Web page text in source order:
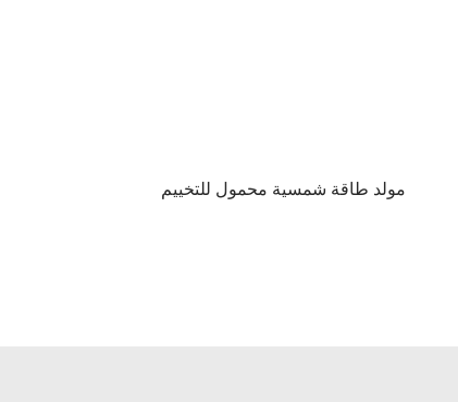
مولد طاقة شمسية محمول للتخييم